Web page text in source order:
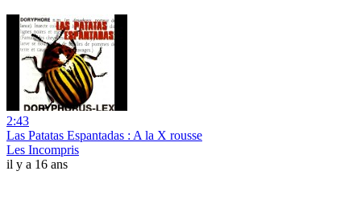
2:43
Las Patatas Espantadas : A la X rousse
Les Incompris
il y a 16 ans